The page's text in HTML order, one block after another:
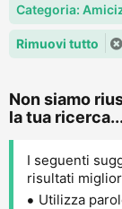
Categoria:
Rimuovi tutto
Non siamo
la tua ricerca...
I seguenti
risultati
Utilizza